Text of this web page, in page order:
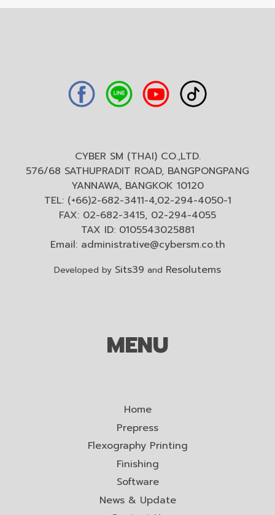
CYBER SM (THAI) CO.,LTD.
576/68 SATHUPRADIT ROAD, BANGPONGPANG
YANNAWA, BANGKOK 10120
TEL: (+66)2-682-3411-4,02-294-4050-1
FAX: 02-682-3415, 02-294-4055
TAX ID: 0105543025881
Email: administrative@cybersm.co.th
Developed by Sits39 and Resolutems
MENU
Home
Prepress
Flexography Printing
Finishing
Software
News & Update